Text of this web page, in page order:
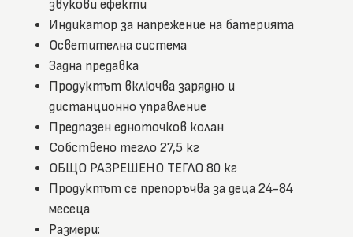
звукови ефекти
Индикатор за напрежение на батерията
Осветителна система
Задна предавка
Продуктът включва зарядно и
дистанционно управление
Предпазен едноточков колан
Собствено тегло 27,5 кг
ОБЩО РАЗРЕШЕНО ТЕГЛО 80 кг
Продуктът се препоръчва за деца 24-84
месеца
Размери: